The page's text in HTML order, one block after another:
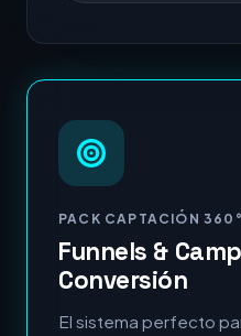
PACK CAPTACIÓN 360°
Funnels &
Conversión
El sistema perfecto